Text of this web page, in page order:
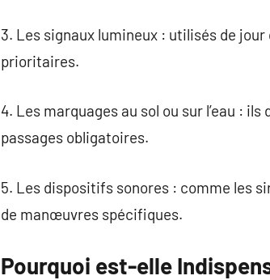
3. Les signaux lumineux : utilisés de
prioritaires.
4. Les marquages au sol ou sur l’eau :
passages obligatoires.
5. Les dispositifs sonores : comme les
de manœuvres spécifiques.
Pourquoi est-elle